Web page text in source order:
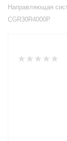
Направляющая
CGR30R4000P